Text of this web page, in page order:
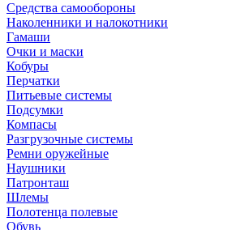
Средства самообороны
Наколенники и налокотники
Гамаши
Очки и маски
Кобуры
Перчатки
Питьевые системы
Подсумки
Компасы
Разгрузочные системы
Ремни оружейные
Наушники
Патронташ
Шлемы
Полотенца полевые
Обувь